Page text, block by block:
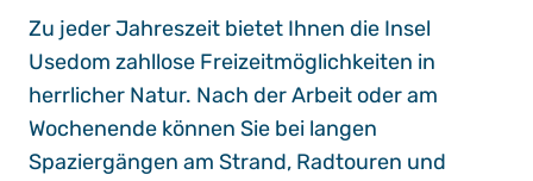
Zu jeder Jahreszeit bietet Ihnen die Insel
Usedom zahllose Freizeitmöglichkeiten in
herrlicher Natur. Nach der Arbeit oder am
Wochenende können Sie bei langen
Spaziergängen am Strand, Radtouren und